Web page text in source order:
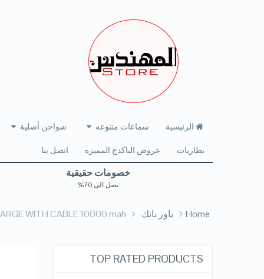
الرئيسية سماعات متنوعه شواحن أصلية
بطاريات عروض الباكدج المميزه اتصل بنا
خصومات حقيقية
تصل الى 70%
Home باور بانك WITH CABLE 10000 mah
TOP RATED PRODUCTS